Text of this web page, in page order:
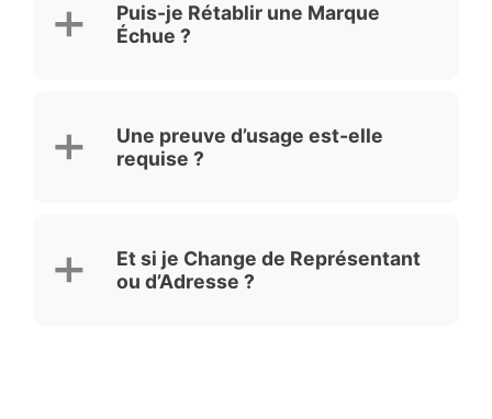
Puis-je Rétablir une Marque
Échue ?
Une preuve d’usage est-elle
requise ?
Et si je Change de Représentant
ou d’Adresse ?